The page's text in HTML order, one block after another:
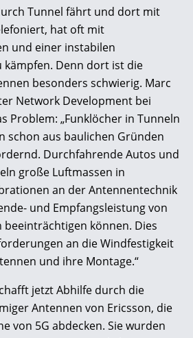
Tunnel fährt und dort mit
hat oft mit
und einer instabilen
kämpfen. Denn dort ist die
besonders schwierig. Marc
Network Development bei
Problem: „Funklöcher in Tunneln
schon aus baulichen Gründen
Durchfahrende Autos und
große Luftmassen in
an der Antennentechnik
und Empfangsleistung von
können. Dies
an die Windfestigkeit
und ihre Montage.“
jetzt Abhilfe durch die
Antennen von Ericsson, die
von 5G abdecken. Sie wurden